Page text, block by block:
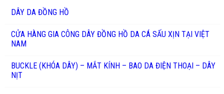
DÂY DA ĐỒNG HỒ
CỬA HÀNG GIA CÔNG DÂY ĐỒNG HỒ DA CÁ SẤU XỊN TẠI VIỆT
NAM
BUCKLE (KHÓA DÂY) – MẮT KÍNH – BAO DA ĐIỆN THOẠI – DÂY
NỊT